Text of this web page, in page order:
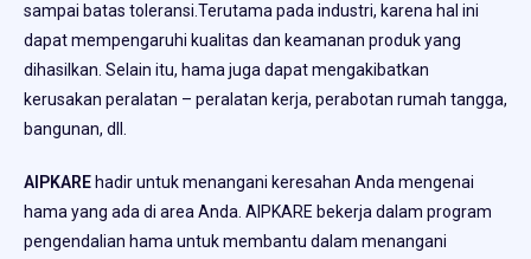
sampai batas toleransi.Terutama pada industri, karena hal ini
dapat mempengaruhi kualitas dan keamanan produk yang
dihasilkan. Selain itu, hama juga dapat mengakibatkan
kerusakan peralatan – peralatan kerja, perabotan rumah tangga,
bangunan, dll.
AIPKARE hadir untuk menangani keresahan Anda mengenai
hama yang ada di area Anda. AIPKARE bekerja dalam program
pengendalian hama untuk membantu dalam menangani